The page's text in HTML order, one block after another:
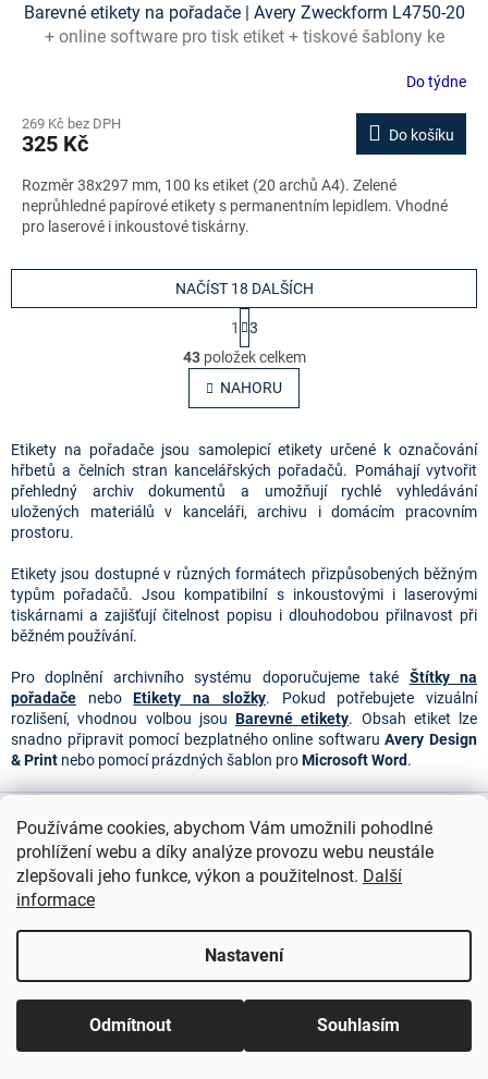
Používáme cookies, abychom Vám umožnili pohodlné
prohlížení webu a díky analýze provozu webu neustále
zlepšovali jeho funkce, výkon a použitelnost. Další
informace
Nastavení
Odmítnout Souhlasím
Barevné etikety na pořadače | Avery Zweckform L4750-20
+ online software pro tisk etiket + tiskové šablony ke
Do týdne
269 Kč bez DPH
325 Kč Do košíku
Rozměr 38x297 mm, 100 ks etiket (20 archů A4). Zelené
neprůhledné papírové etikety s permanentním lepidlem. Vhodné
pro laserové i inkoustové tiskárny.
O
v
l
á
a
c
í
p
k
y
v
i
s
u
NAČÍST 18 DALŠÍCH
t
r
á
n
k
v
á
n
í
1
3
43položek celkem
NAHORU
Etikety na pořadače jsou samolepicí etikety určené k označování
hřbetů a čelních stran kancelářských pořadačů. Pomáhají vytvořit
přehledný archiv dokumentů a umožňují rychlé vyhledávání
uložených materiálů v kanceláři, archivu i domácím pracovním
prostoru.
Etikety jsou dostupné v různých formátech přizpůsobených běžným
typům pořadačů. Jsou kompatibilní s inkoustovými i laserovými
tiskárnami a zajišťují čitelnost popisu i dlouhodobou přilnavost při
běžném používání.
Pro doplnění archivního systému doporučujeme také Štítky na
pořadače neboEtikety na složky. Pokud potřebujete vizuální
rozlišení, vhodnou volbou jsou Barevné etikety. Obsah etiket lze
snadno připravit pomocí bezplatného online softwaruAvery Design
& Print nebo pomocí prázdných šablon proMicrosoft Word.
Z